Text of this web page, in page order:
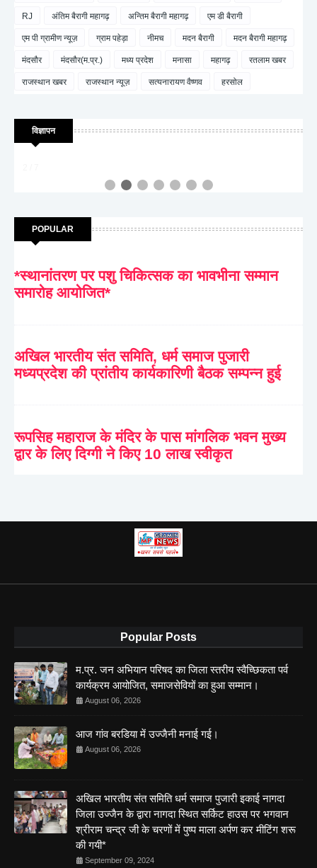
RJ अंतिम बैरागी महागढ़ अन्तिम बैरागी महागढ़ एम डी बैरागी
एम पी ग्रामीण न्यूज़ ग्राम पहेड़ा नीमच मदन बैरागी मदन बैरागी महागढ़
मंदसौर मंदसौर(म.प्र.) मध्य प्रदेश मनासा महागढ़ रतलाम खबर
राजस्थान खबर राजस्थान न्यूज़ सत्यनारायण वैष्णव हरसोल
विज्ञापन
POPULAR
*स्थानांतरण पर पशु चिकित्सक का भावभीना सम्मान
समारोह आयोजित*
अखिल भारतीय संत समिति, धर्म समाज पुजारी
मध्यप्रदेश की प्रांतीय कार्यकारिणी बैठक सम्पन्न हुई
रूपसिह महाराज के मंदिर के पास मांगलिक भवन मुख्य
द्वार के लिए दिग्गी ने किए 10 लाख स्वीकृत
Popular Posts
म.प्र. जन अभियान परिषद का जिला स्तरीय स्वैच्छिकता पर्व
कार्यक्रम आयोजित, समाजसेवियों का हुआ सम्मान।
August 06, 2026
आज गांव बरडिया में उज्जैनी मनाई गई।
August 06, 2026
अखिल भारतीय संत समिति धर्म समाज पुजारी इकाई नागदा
जिला उज्जैन के द्वारा नागदा स्थित सर्किट हाउस पर भगवान
श्रीराम चन्द्र जी के चरणों में पुष्प माला अर्पण कर मीटिंग शरू
की गयी*
September 09, 2024